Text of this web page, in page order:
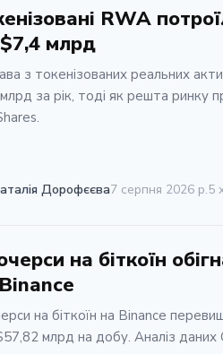
RWA
млрд
з токенізованих реальних
за рік, тоді як решта ринку
Дорофєєва7 серпня 2026 р.5
на біткоїн
на біткоїн на Binance
млрд на добу. Аналіз даних